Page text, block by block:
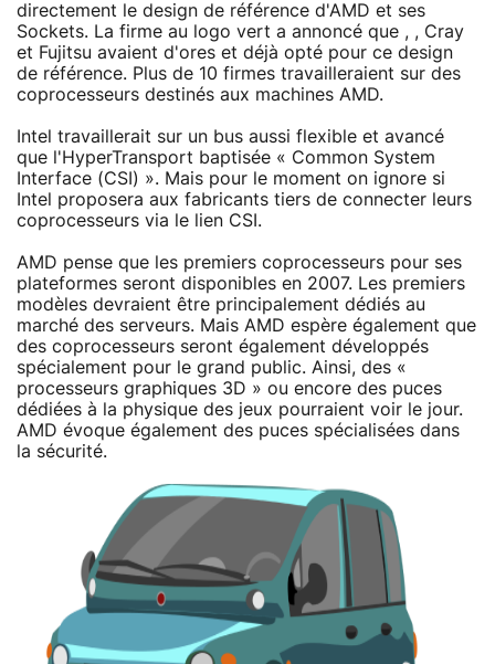
directement le design de référence d'AMD et ses
Sockets. La firme au logo vert a annoncé que , , Cray
et Fujitsu avaient d'ores et déjà opté pour ce design
de référence. Plus de 10 firmes travailleraient sur des
coprocesseurs destinés aux machines AMD.
Intel travaillerait sur un bus aussi flexible et avancé
que l'HyperTransport baptisée « Common System
Interface (CSI) ». Mais pour le moment on ignore si
Intel proposera aux fabricants tiers de connecter leurs
coprocesseurs via le lien CSI.
AMD pense que les premiers coprocesseurs pour ses
plateformes seront disponibles en 2007. Les premiers
modèles devraient être principalement dédiés au
marché des serveurs. Mais AMD espère également que
des coprocesseurs seront également développés
spécialement pour le grand public. Ainsi, des «
processeurs graphiques 3D » ou encore des puces
dédiées à la physique des jeux pourraient voir le jour.
AMD évoque également des puces spécialisées dans
la sécurité.